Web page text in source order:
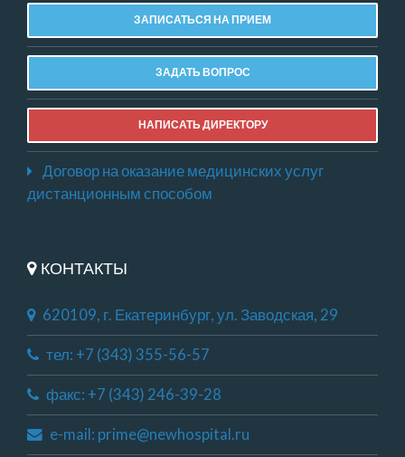
ЗАПИСАТЬСЯ НА ПРИЕМ
ЗАДАТЬ ВОПРОС
НАПИСАТЬ ДИРЕКТОРУ
Договор на оказание медицинских услуг
дистанционным способом
КОНТАКТЫ
620109, г. Екатеринбург, ул. Заводская, 29
тел: +7 (343) 355-56-57
факс: +7 (343) 246-39-28
e-mail: prime@newhospital.ru